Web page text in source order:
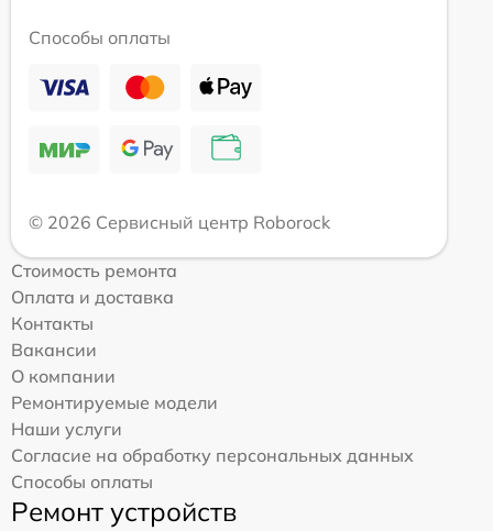
Способы оплаты
© 2026 Сервисный центр Roborock
Стоимость ремонта
Оплата и доставка
Контакты
Вакансии
О компании
Ремонтируемые модели
Наши услуги
Согласие на обработку персональных данных
Способы оплаты
Ремонт устройств